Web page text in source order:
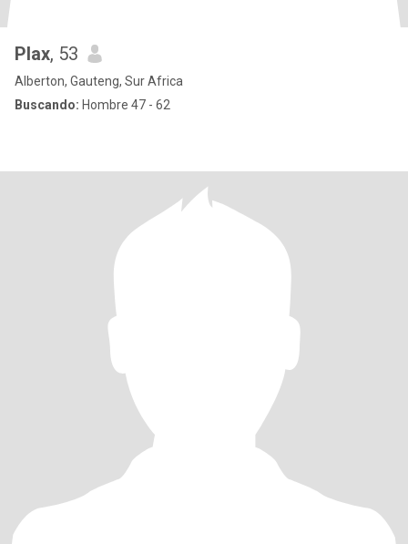
Plax, 53
Alberton, Gauteng, Sur Africa
Buscando: Hombre 47 - 62